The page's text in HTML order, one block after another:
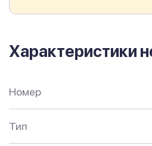
Характеристики
Номер
Тип